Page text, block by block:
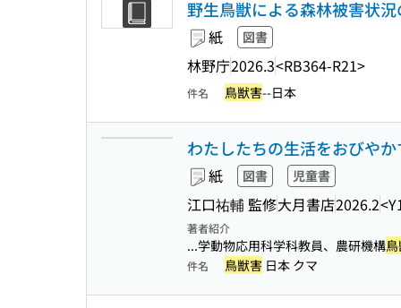
野生鳥獣による森林被害状
紙 図書
林野庁2026.3<RB364-R21>
件名 鳥獣害--日本
わたしたちの生活をおびや
紙 図書 児童書
江口祐輔 監修大月書店2026.2
著者紹介
...学動物応用科学科教員、農研機構
件名 鳥獣害 日本 クマ